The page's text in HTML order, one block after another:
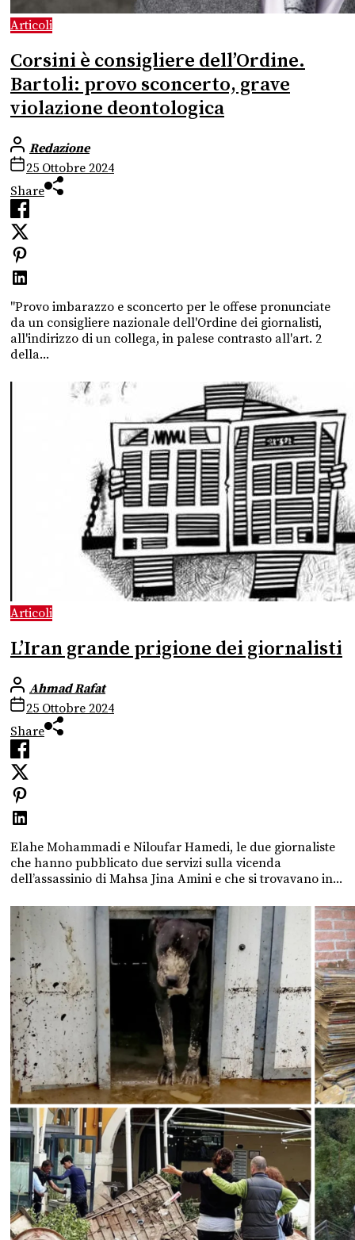
Articoli
Corsini è consigliere dell’Ordine.
Bartoli: provo sconcerto, grave
violazione deontologica
Redazione
25 Ottobre 2024
Share
"Provo imbarazzo e sconcerto per le offese pronunciate
da un consigliere nazionale dell'Ordine dei giornalisti,
all'indirizzo di un collega, in palese contrasto all'art. 2
della...
Articoli
L’Iran grande prigione dei giornalisti
Ahmad Rafat
25 Ottobre 2024
Share
Elahe Mohammadi e Niloufar Hamedi, le due giornaliste
che hanno pubblicato due servizi sulla vicenda
dell’assassinio di Mahsa Jina Amini e che si trovavano in...